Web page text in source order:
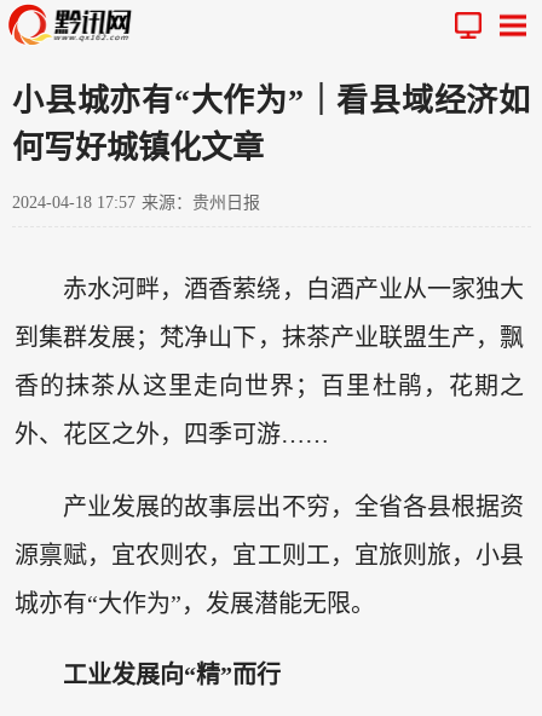
小县城亦有“大作为”｜看县域经济如
何写好城镇化文章
2024-04-18 17:57 来源：贵州日报
赤水河畔，酒香萦绕，白酒产业从一家独大
到集群发展；梵净山下，抹茶产业联盟生产，飘
香的抹茶从这里走向世界；百里杜鹃，花期之
外、花区之外，四季可游……
产业发展的故事层出不穷，全省各县根据资
源禀赋，宜农则农，宜工则工，宜旅则旅，小县
城亦有“大作为”，发展潜能无限。
工业发展向“精”而行